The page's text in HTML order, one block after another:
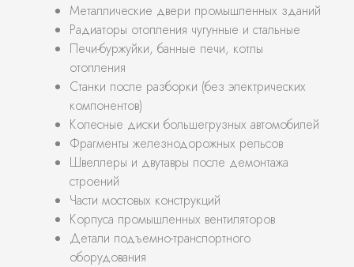
Металлические двери промышленных зданий
Радиаторы отопления чугунные и стальные
Печи-буржуйки, банные печи, котлы
отопления
Станки после разборки (без электрических
компонентов)
Колесные диски большегрузных автомобилей
Фрагменты железнодорожных рельсов
Швеллеры и двутавры после демонтажа
строений
Части мостовых конструкций
Корпуса промышленных вентиляторов
Детали подъемно-транспортного
оборудования